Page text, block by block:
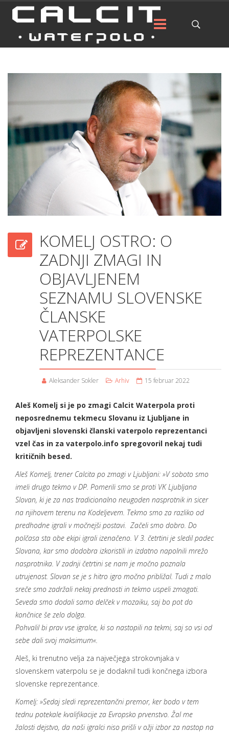
KOMELJ OSTRO: O
ZADNJI ZMAGI IN
OBJAVLJENEM
SEZNAMU SLOVENSKE
ČLANSKE
VATERPOLSKE
REPREZENTANCE
Aleksander Sokler Arhiv 15 februar 2022
Aleš Komelj si je po zmagi Calcit Waterpola proti
neposrednemu tekmecu Slovanu iz Ljubljane in
objavljeni slovenski članski vaterpolo reprezentanci
vzel čas in za vaterpolo.info spregovoril nekaj tudi
kritičnih besed.
Aleš Komelj, trener Calcita po zmagi v Ljubljani: »V soboto smo
imeli drugo tekmo v DP. Pomerili smo se proti VK Ljubljana
Slovan, ki je za nas tradicionalno neugoden nasprotnik in sicer
na njihovem terenu na Kodeljevem. Tekmo smo za razliko od
predhodne igrali v močnejši postavi. Začeli smo dobro. Do
polčasa sta obe ekipi igrali izenačeno. V 3. četrtini je sledil padec
Slovana, kar smo dodobra izkoristili in izdatno napolnili mrežo
nasprotnika. V zadnji četrtini se nam je močno poznala
utrujenost. Slovan se je s hitro igro močno približal. Tudi z malo
sreče smo zadržali nekaj prednosti in tekmo uspeli zmagati.
Seveda smo dodali samo delček v mozaiku, saj bo pot do
končnice še zelo dolga.
Pohvalil bi prav vse igralce, ki so nastopili na tekmi, saj so vsi od
sebe dali svoj maksimum«.
Aleš, ki trenutno velja za največjega strokovnjaka v
slovenskem vaterpolu se je dodaknil tudi končnega izbora
slovenske reprezentance.
Komelj: »Sedaj sledi reprezentančni premor, ker bodo v tem
tednu potekale kvalifikacije za Evropsko prvenstvo. Žal me
žalosti dejstvo, da naši igralci niso prišli v ožji izbor za nastop na